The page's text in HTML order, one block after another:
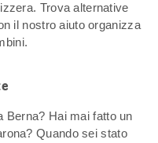
Trova alternative
il nostro aiuto organizza
Berna? Hai mai fatto un
Quando sei stato